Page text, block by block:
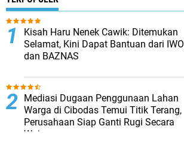
Kisah Haru Nenek Cawik: Ditemukan
Selamat, Kini Dapat Bantuan dari IWOI
dan BAZNAS
Mediasi Dugaan Penggunaan Lahan
Warga di Cibodas Temui Titik Terang,
Perusahaan Siap Ganti Rugi Secara
Wajar